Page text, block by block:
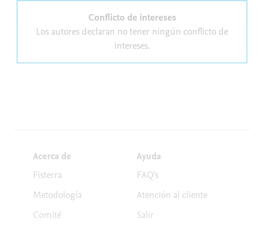
Conflicto de intereses
Los autores declaran no tener ningún conflicto de
intereses.
Acerca de
Fisterra
Metodología
Comité
Ayuda
FAQ's
Atención al cliente
Salir